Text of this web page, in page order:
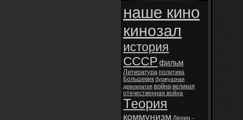
наше кино
кинозал
история
СССР фильм
Литература политика
Большевик буржуазная
демократия война великая
отечественная война
Теория
коммунизм Ленин -